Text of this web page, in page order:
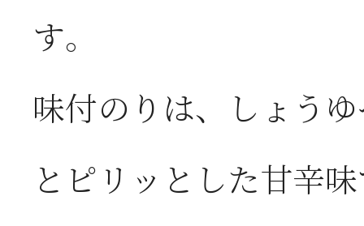
す。
味付のりは、しょう
とピリッとした甘辛